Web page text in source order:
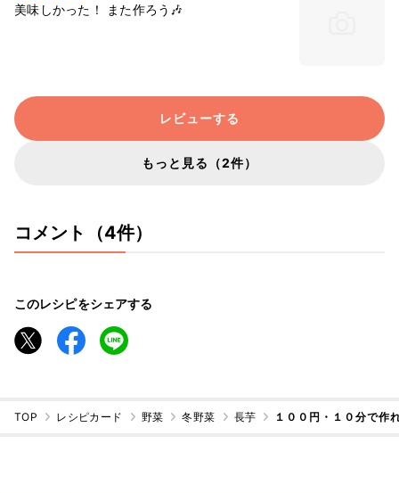
美味しかった！ また作ろう🎶
レビューする
もっと見る（2件）
コメント（4件）
このレシピをシェアする
TOP レシピカード 野菜 冬野菜 長芋 １００円・１０分で作